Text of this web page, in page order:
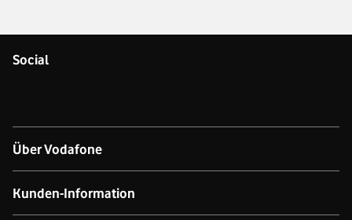
Social
Über Vodafone
Über das Unternehmen
Kunden-Information